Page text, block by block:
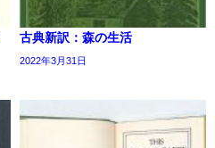
古典新訳：森の生活
2022年3月31日